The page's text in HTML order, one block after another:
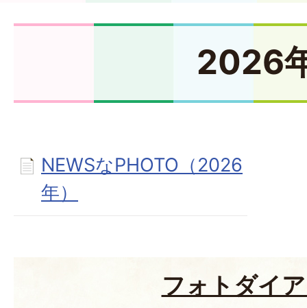
2026
NEWSなPHOTO（2026
年）
フォトダイ